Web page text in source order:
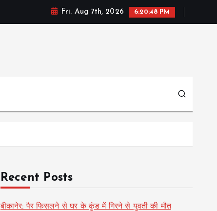
Fri. Aug 7th, 2026 6:20:49 PM
Recent Posts
बीकानेर: पैर फिसलने से घर के कुंड में गिरने से युवती की मौत